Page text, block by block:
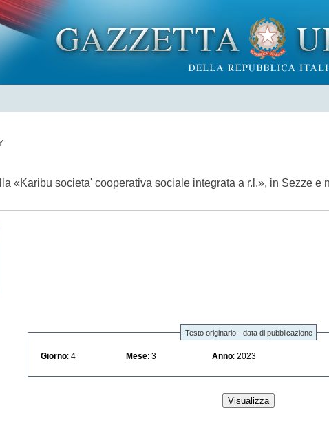
«Karibu societa' cooperativa sociale integrata a r.l.», in Sezze
Testo originario - data di pubblicazione
Giorno : 4 Mese : 3 Anno : 2023